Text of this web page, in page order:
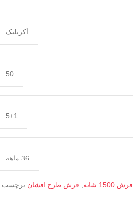
آکریلیک
50
5±1
36 ماهه
فرش 1500 شانه فرش طرح افشان برچسب: